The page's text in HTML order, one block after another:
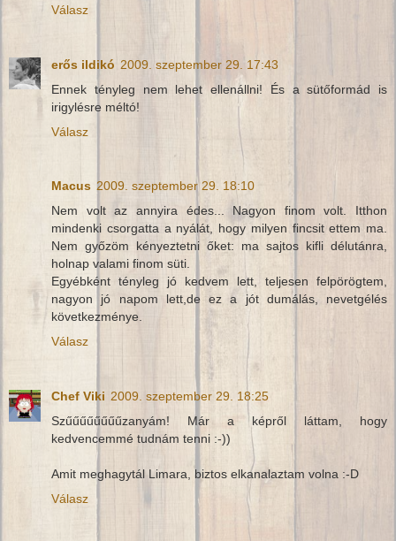
Válasz
erős ildikó 2009. szeptember 29. 17:43
Ennek tényleg nem lehet ellenállni! És a sütőformád is
irigylésre méltó!
Válasz
Macus 2009. szeptember 29. 18:10
Nem volt az annyira édes... Nagyon finom volt. Itthon
mindenki csorgatta a nyálát, hogy milyen fincsit ettem ma.
Nem győzöm kényeztetni őket: ma sajtos kifli délutánra,
holnap valami finom süti.
Egyébként tényleg jó kedvem lett, teljesen felpörögtem,
nagyon jó napom lett,de ez a jót dumálás, nevetgélés
következménye.
Válasz
Chef Viki 2009. szeptember 29. 18:25
Szűűűűűűűűzanyám! Már a képről láttam, hogy
kedvencemmé tudnám tenni :-))
Amit meghagytál Limara, biztos elkanalaztam volna :-D
Válasz